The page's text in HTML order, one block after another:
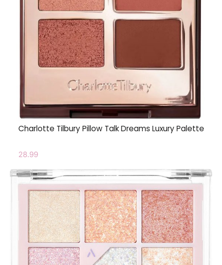
Charlotte Tilbury Pillow Talk Dreams Luxury Palette
28.99